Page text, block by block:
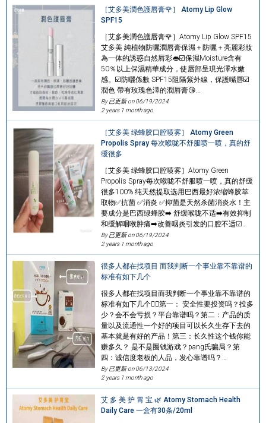
［艾多美潤色護唇膏🌹］ Atomy Lip Glow
SPF15
［艾多美潤色護唇膏🌹］Atomy Lip Glow SPF15
艾多美 純植物防曬潤唇膏保濕＋防曬＋亮麗彩妝
為一体的誘惑自然唇彩👄☑️保濕Moisture含有
50％以上保濕精華成分，使唇部呈現光澤水嫩
感。☑️防曬係數 SPF15阻隔紫外線，保護嘴唇☑️
潤色 帶有玫瑰色澤的潤唇膏😘…
By 已更新 on06/19/2024
2 years 1 month ago
［艾多美 绿蜂胶口腔喷雾］ Atomy Green
Propolis Spray 每次喉咙不舒服喷一喷，真的舒
缓很多
［艾多美 绿蜂胶口腔喷雾］Atomy Green
Propolis Spray每次喉咙不舒服喷一喷，真的舒缓
很多100% 纯天然提取选用巴西最好浓缩蜂胶萃
取物✅抗菌 ✅消炎 ✅抑菌是天然杀菌消炎水！主
要成分是巴西绿蜂胶➡️ 舒缓喉咙不适➡️有效抑制
和缓解咽喉肿痛➡️改善咽炎引发的口腔不适☑…
By 已更新 on06/19/2024
2 years 1 month ago
很多人都在找项目 而我判断一个事业靠不靠谱的
标准有如下几个
很多人都在找项目而我判断一个事业靠不靠谱的
标准有如下几个👇🏻第一： 安全性要投资吗？投多
少？会不会亏损？平台靠谱吗？第二：产品的质
量以及流通性一个好的项目可以长久生存下去的
基本就是有好的产品！第三：长久性这个钱你能
赚多久？ 是不是圈钱游戏？pang氏骗局？第
四：诚信度老板的人品，发心靠谱吗？…
By 已更新 on06/13/2024
2 years 1 month ago
艾 多 美 护 胃 宝 🌿 Atomy Stomach Health
Daily Care 一盒有30条/20ml